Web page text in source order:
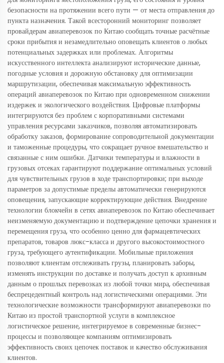
безопасности на протяжении всего пути — от места отправления до
пункта назначения. Такой всесторонний мониторинг позволяет
провайдерам авиаперевозок по Китаю сообщать точные расчётные
сроки прибытия и незамедлительно оповещать клиентов о любых
потенциальных задержках или проблемах. Алгоритмы
искусственного интеллекта анализируют исторические данные,
погодные условия и дорожную обстановку для оптимизации
маршрутизации, обеспечивая максимальную эффективность
операций авиаперевозок по Китаю при одновременном снижении
издержек и экологического воздействия. Цифровые платформы
интегрируются без проблем с корпоративными системами
управления ресурсами заказчиков, позволяя автоматизировать
обработку заказов, формирование сопроводительной документации
и таможенные процедуры, что сокращает ручное вмешательство и
связанные с ним ошибки. Датчики температуры и влажности в
грузовых отсеках гарантируют поддержание оптимальных условий
для чувствительных грузов в ходе транспортировки; при выходе
параметров за допустимые пределы автоматически генерируются
оповещения, запускающие корректирующие действия. Внедрение
технологии блокчейн в сетях авиаперевозок по Китаю обеспечивает
неизменяемую документацию и подтверждение цепочки хранения и
перемещения груза, что особенно ценно для фармацевтических
препаратов, товаров люкс-класса и другого высокостоимостного
груза, требующего аутентификации. Мобильные приложения
позволяют клиентам отслеживать грузы, планировать заборы,
изменять инструкции по доставке и получать доступ к архивным
данным о прошлых перевозках из любой точки мира, обеспечивая
беспрецедентный контроль над логистическими операциями. Эти
технологические возможности трансформируют авиаперевозки по
Китаю из простой транспортной услуги в комплексное
логистическое решение, интегрируемое в современные бизнес-
процессы и позволяющее компаниям оптимизировать
эффективность своих цепочек поставок и качество обслуживания
клиентов.